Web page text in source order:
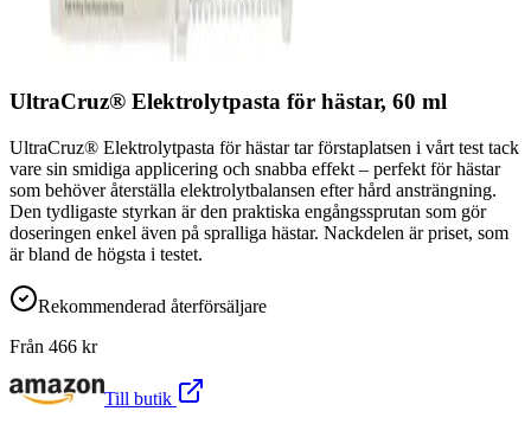
UltraCruz® Elektrolytpasta för hästar, 60 ml
UltraCruz® Elektrolytpasta för hästar tar förstaplatsen i vårt test tack
vare sin smidiga applicering och snabba effekt – perfekt för hästar
som behöver återställa elektrolytbalansen efter hård ansträngning.
Den tydligaste styrkan är den praktiska engångssprutan som gör
doseringen enkel även på spralliga hästar. Nackdelen är priset, som
är bland de högsta i testet.
Rekommenderad återförsäljare
Från 466 kr
Till butik